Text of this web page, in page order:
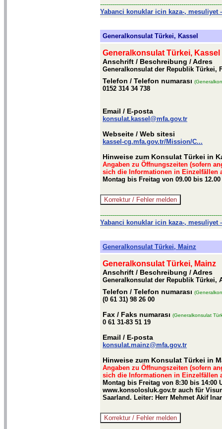
Yabanci konuklar icin kaza-, mesuliyet
Generalkonsulat Türkei, Kassel
Generalkonsulat Türkei, Kassel
Anschrift / Beschreibung / Adres
Generalkonsulat der Republik Türkei,
Telefon / Telefon numarası
0152 314 34 738
Email / E-posta
konsulat.kassel@mfa.gov.tr
Webseite / Web sitesi
kassel-cg.mfa.gov.tr/Mission/C...
Hinweise zum Konsulat Türkei in
Angaben zu Öffnungszeiten (sofern
sich die Informationen in Einzelfällen
Montag bis Freitag von 09.00 bis
Yabanci konuklar icin kaza-, mesuliyet
Generalkonsulat Türkei, Mainz
Generalkonsulat Türkei, Mainz
Anschrift / Beschreibung / Adres
Generalkonsulat der Republik Türkei,
Telefon / Telefon numarası
(0 61 31) 98 26 00
Fax / Faks numarası (Generalkonsulat
0 61 31-83 51 19
Email / E-posta
konsulat.mainz@mfa.gov.tr
Hinweise zum Konsulat Türkei in
Angaben zu Öffnungszeiten (sofern
sich die Informationen in Einzelfällen
Montag bis Freitag von 8:30 bis
www.konsolosluk.gov.tr auch für
Saarland. Leiter: Herr Mehmet Akif